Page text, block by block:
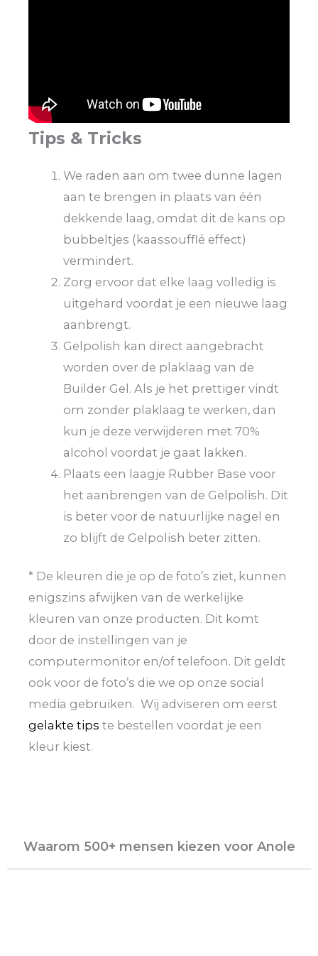
Tips & Tricks
We raden aan om twee dunne lagen
aan te brengen in plaats van één
dekkende laag, omdat dit de kans op
bubbeltjes (kaassoufflé effect)
vermindert.
Zorg ervoor dat elke laag volledig is
uitgehard voordat je een nieuwe laag
aanbrengt.
Gelpolish kan direct aangebracht
worden over de plaklaag van de
Builder Gel. Als je het prettiger vindt
om zonder plaklaag te werken, dan
kun je deze verwijderen met 70%
alcohol voordat je gaat lakken.
Plaats een laagje Rubber Base voor
het aanbrengen van de Gelpolish. Dit
is beter voor de natuurlijke nagel en
zo blijft de Gelpolish beter zitten.
* De kleuren die je op de foto’s ziet, kunnen
enigszins afwijken van de werkelijke
kleuren van onze producten. Dit komt
door de instellingen van je
computermonitor en/of telefoon. Dit geldt
ook voor de foto’s die we op onze social
media gebruiken. Wij adviseren om eerst
gelakte tips te bestellen voordat je een
kleur kiest.
Waarom 500+ mensen kiezen voor Anole